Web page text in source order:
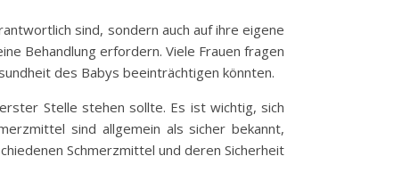
sind, sondern auch auf ihre eigene
Behandlung erfordern. Viele Frauen fragen
des Babys beeinträchtigen könnten.
Stelle stehen sollte. Es ist wichtig, sich
sind allgemein als sicher bekannt,
Schmerzmittel und deren Sicherheit